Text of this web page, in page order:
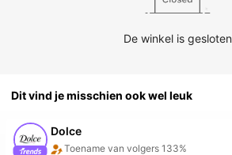
De winkel is gesloten
Dit vind je misschien ook wel leuk
Dolce
Toename van volgers 133%